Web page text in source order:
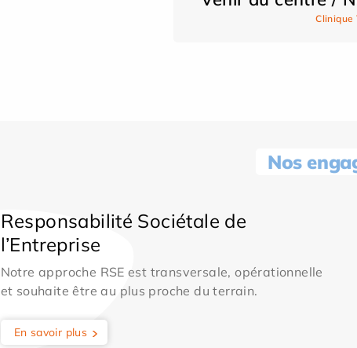
Clinique
Nos
Responsabilité Sociétale de
l’Entreprise
Notre approche RSE est transversale, opérationnelle
et souhaite être au plus proche du terrain.
En savoir plus